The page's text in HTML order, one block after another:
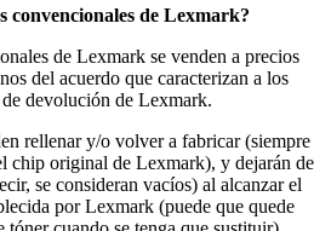
convencionales de Lexmark?
de Lexmark se venden a precios
del acuerdo que caracterizan a los
devolución de Lexmark.
rellenar y/o volver a fabricar (siempre
chip original de Lexmark), y dejarán de
se consideran vacíos) al alcanzar el
por Lexmark (puede que quede